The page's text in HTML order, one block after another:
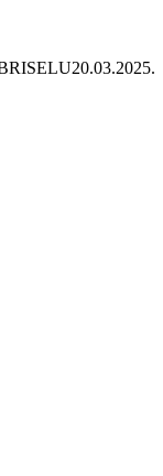
20.03.2025.